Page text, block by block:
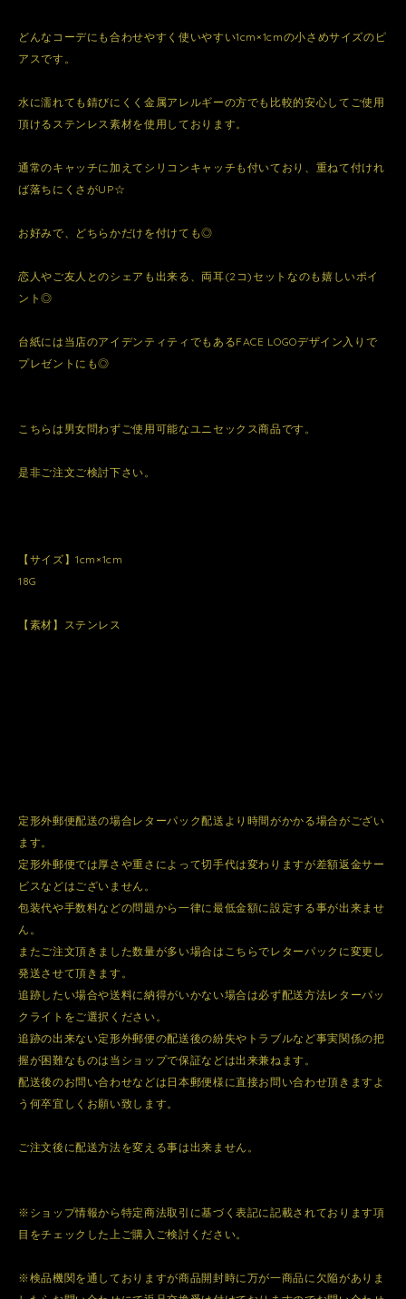
どんなコーデにも合わせやすく使いやすい1cm×1cmの小さめサイズのピ
アスです。
水に濡れても錆びにくく金属アレルギーの方でも比較的安心してご使用
頂けるステンレス素材を使用しております。
通常のキャッチに加えてシリコンキャッチも付いており、重ねて付けれ
ば落ちにくさがUP☆
お好みで、どちらかだけを付けても◎
恋人やご友人とのシェアも出来る、両耳(2コ)セットなのも嬉しいポイ
ント◎
台紙には当店のアイデンティティでもあるFACE LOGOデザイン入りで
プレゼントにも◎
こちらは男女問わずご使用可能なユニセックス商品です。
是非ご注文ご検討下さい。
【サイズ】1cm×1cm
18G
【素材】ステンレス
定形外郵便配送の場合レターパック配送より時間がかかる場合がござい
ます。
定形外郵便では厚さや重さによって切手代は変わりますが差額返金サー
ビスなどはございません。
包装代や手数料などの問題から一律に最低金額に設定する事が出来ませ
ん。
またご注文頂きました数量が多い場合はこちらでレターパックに変更し
発送させて頂きます。
追跡したい場合や送料に納得がいかない場合は必ず配送方法レターパッ
クライトをご選択ください。
追跡の出来ない定形外郵便の配送後の紛失やトラブルなど事実関係の把
握が困難なものは当ショップで保証などは出来兼ねます。
配送後のお問い合わせなどは日本郵便様に直接お問い合わせ頂きますよ
う何卒宜しくお願い致します。
ご注文後に配送方法を変える事は出来ません。
※ショップ情報から特定商法取引に基づく表記に記載されております項
目をチェックした上ご購入ご検討ください。
※検品機関を通しておりますが商品開封時に万が一商品に欠陥がありま